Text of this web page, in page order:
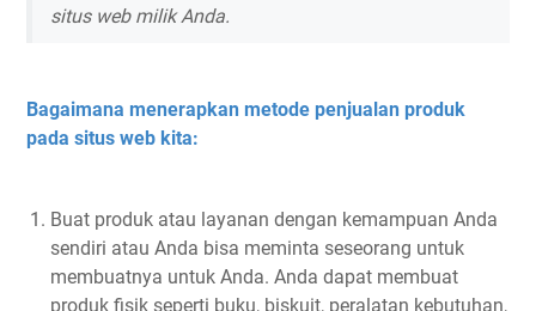
situs web milik Anda.
Bagaimana menerapkan metode penjualan produk
pada situs web kita:
Buat produk atau layanan dengan kemampuan Anda
sendiri atau Anda bisa meminta seseorang untuk
membuatnya untuk Anda. Anda dapat membuat
produk fisik seperti buku, biskuit, peralatan kebutuhan,